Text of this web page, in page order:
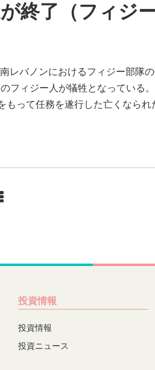
終了（フィジー
バノンにおけるフィジー部隊
フィジー人が犠牲となっている
って任務を遂行した亡くなられ
投資情報
投資情報
投資ニュース